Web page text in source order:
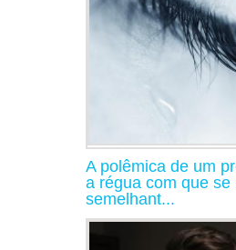
A polêmica de um
a régua com que se
semelhant...